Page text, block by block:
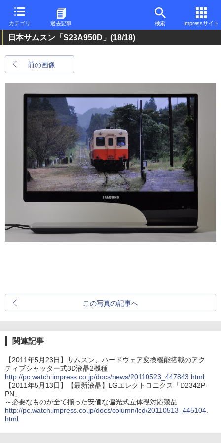
カテゴリ 過去記事 検索 Impressサイト
日本サムスン「S23A950D」 (18/18)
前の画像
この写真の記事へ
関連記事
【2011年5月23日】サムスン、ハードウェア変換機能搭載のアク
ティブシャッター式3D液晶2機種
http://pc.watch.impress.co.jp/docs/news/20110523_447843.html
【2011年5月13日】【最新液晶】LGエレクトロニクス「D2342P-
PN」
～必要なものが全て揃った安価な偏光式立体視対応製品
http://pc.watch.impress.co.jp/docs/column/lcd/20110513_445104.
html